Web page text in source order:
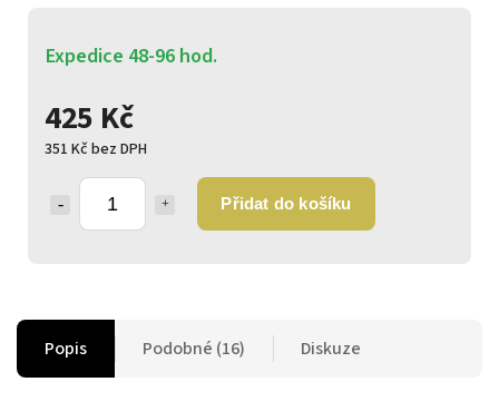
425 Kč
351 Kč bez DPH
Přidat do košíku
Expedice 48-96 hod.
Popis Podobné (16) Diskuze